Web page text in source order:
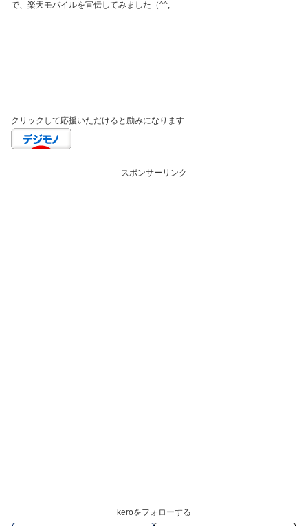
で、楽天モバイルを宣伝してみました（^^;
クリックして応援いただけると励みになります
スポンサーリンク
keroをフォローする